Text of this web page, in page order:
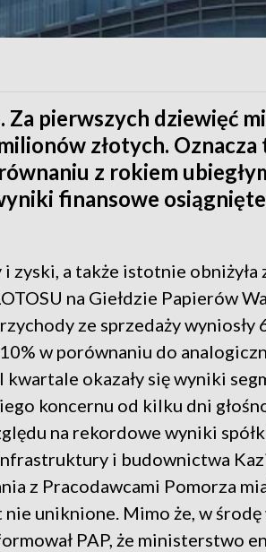
pierwszych dziewięć
złotych.
z rokiem
finansowe
zyski, a także istotnie obniżyła
na Giełdzie Papierów
ze sprzedaży wyniosły
w porównaniu do
okazały się wyniki
koncernu od kilku dni
na rekordowe wyniki
i budownictwa
z Pracodawcami Pomorza
nie uniknione. Mimo że, w
PAP, że ministerstwo